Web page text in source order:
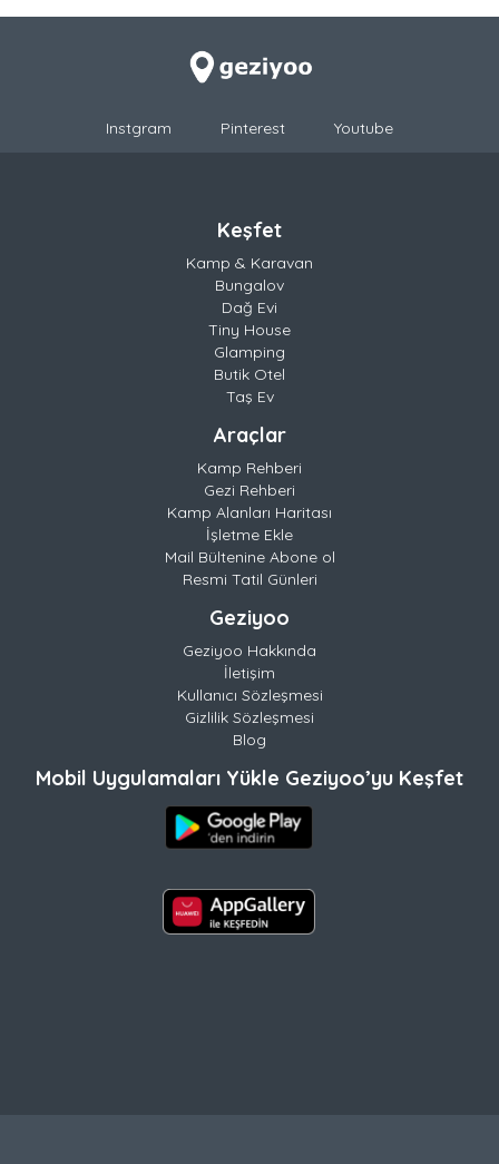
Instgram Pinterest Youtube
Keşfet
Kamp & Karavan
Bungalov
Dağ Evi
Tiny House
Glamping
Butik Otel
Taş Ev
Araçlar
Kamp Rehberi
Gezi Rehberi
Kamp Alanları Haritası
İşletme Ekle
Mail Bültenine Abone ol
Resmi Tatil Günleri
Geziyoo
Geziyoo Hakkında
İletişim
Kullanıcı Sözleşmesi
Gizlilik Sözleşmesi
Blog
Mobil Uygulamaları Yükle Geziyoo’yu Keşfet